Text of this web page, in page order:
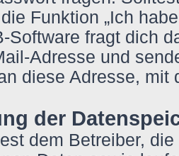
Funktion „Ich
Software fragt dich
Adresse und
diese Adresse, mit
der
dem Betreiber,